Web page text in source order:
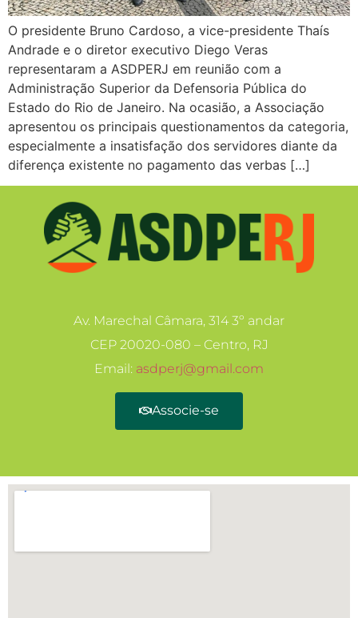
O presidente Bruno Cardoso, a vice-presidente Thaís
Andrade e o diretor executivo Diego Veras
representaram a ASDPERJ em reunião com a
Administração Superior da Defensoria Pública do
Estado do Rio de Janeiro. Na ocasião, a Associação
apresentou os principais questionamentos da categoria,
especialmente a insatisfação dos servidores diante da
diferença existente no pagamento das verbas […]
Av. Marechal Câmara, 314 3º andar
CEP 20020-080 – Centro, RJ
Email: asdperj@gmail.com
Associe-se